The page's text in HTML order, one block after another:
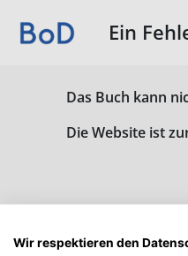
Ein
Das Buch kann
Die Website ist
Wir respektieren den